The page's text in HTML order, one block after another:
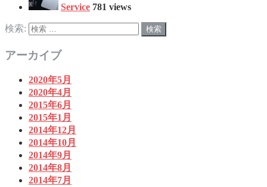
Service 781 views
検索:
アーカイブ
2020年5月
2020年4月
2015年6月
2015年1月
2014年12月
2014年10月
2014年9月
2014年8月
2014年7月